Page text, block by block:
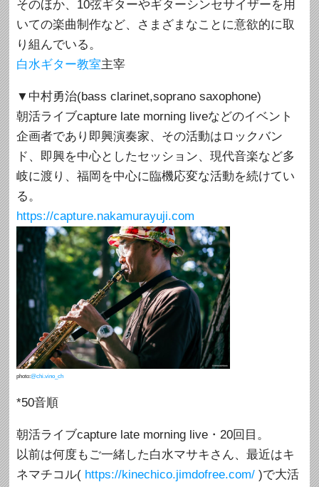
そのほか、10弦ギターやギターシンセサイザーを用
いての楽曲制作など、さまざまなことに意欲的に取
り組んでいる。
白水ギター教室主宰
▼中村勇治(bass clarinet,soprano saxophone)
朝活ライブcapture late morning liveなどのイベント
企画者であり即興演奏家、その活動はロックバン
ド、即興を中心としたセッション、現代音楽など多
岐に渡り、福岡を中心に臨機応変な活動を続けてい
る。
https://capture.nakamurayuji.com
photo:@chi.vino_ch
*50音順
朝活ライブcapture late morning live・20回目。
以前は何度もご一緒した白水マサキさん、最近はキ
ネマチコル( https://kinechico.jimdofree.com/ )で大活